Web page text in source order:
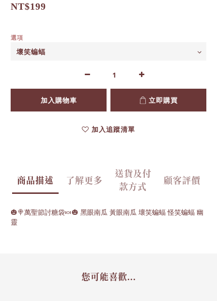
NT$199
選項
加入購物車 立即購買
加入追蹤清單
商品描述 了解更多
送貨及付
款方式
顧客評價
🎃🍭萬聖節討糖袋🍬🎃 黑眼南瓜 黃眼南瓜 壞笑蝙蝠 怪笑蝙蝠 幽
靈
您可能喜歡...